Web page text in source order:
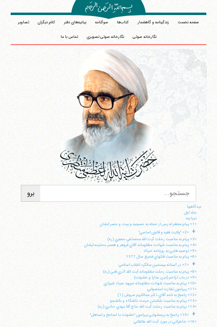
صفحه نخست زندگینامه و گاهشمار کتاب‌ها سوگنامه بیانیه‌های دفتر کلام دیگران تصاویر
نگارخانه صوتی نگارخانه صوتی تصویری تماس با ما
دیدگاهها
جلد اول
ديباچه:
«1» پيام معظم له پس از حمله به حسينيه و بيت، و حصر ايشان
+
«2» "ولايت فقيه و قانون اساسي"
«3» پيام به مناسبت رحلت آيت الله محمدتقي جعفري (ره)
«4» پيام به مناسبت شهادت مظلومانه آقاي فروهر و همسر محترمه ايشان
«5» توصيه هايي به روزنامه خرداد
«6» پيام به مناسبت قتلهاي فجيع سال 1377
+
«7» در آستانه بيستمين سالگرد انقلاب اسلامي
«8» پيام به مناسبت رحلت مظلومانه آيت الله آذري قمي (ره)
«9» در باب تزاحم (دين، مدارا و خشونت)
«10» پيام به مناسبت شهادت مظلومانه سپهبد صياد شيرازي
«11» پيرامون نظارت استصوابي
«12» پاسخ به نامه آقاي دكتر عبدالكريم سروش (1)
«13» پيام به مناسبت شكستن حرمت دانشگاه و دانشجو
«14» پپام به مناسبت رحلت آيت الله حاج آقا مهدي حائري (ره)
+
«15» پاسخ به پرسشهايي پيرامون "خشونت يا تسامح و تساهل"
«16» خاطراتي در مورد آيت الله طالقاني